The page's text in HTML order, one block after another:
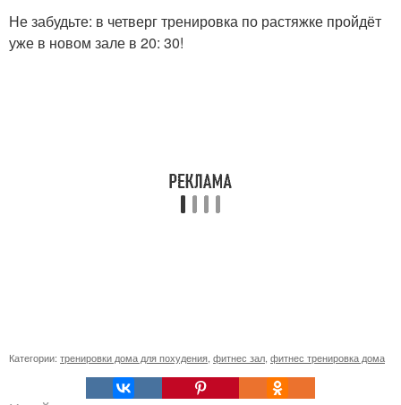
Не забудьте: в четверг тренировка по растяжке пройдёт
уже в новом зале в 20: 30!
Категории: тренировки дома для похудения фитнес зал фитнес тренировка дома